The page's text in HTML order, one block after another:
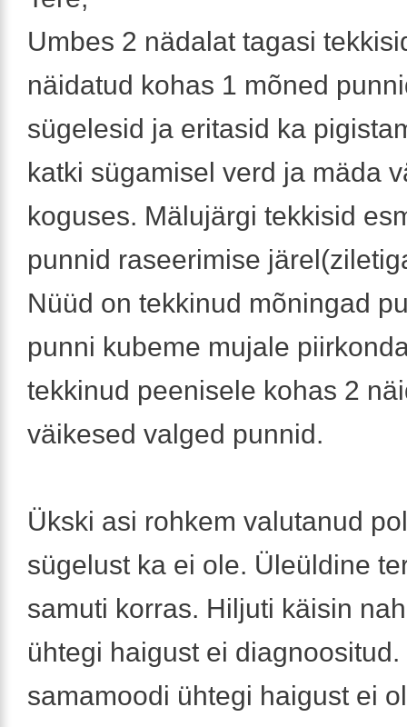
Umbes 2 nädalat tagasi
näidatud kohas 1 mõned
sügelesid ja eritasid ka
katki sügamisel verd ja mäda
koguses. Mälujärgi tekkisid
punnid raseerimise
Nüüd on tekkinud mõningad
punni kubeme mujale
tekkinud peenisele kohas 2
väikesed valged punnid.
Ükski asi rohkem valutanud
sügelust ka ei ole. Üleüldine
samuti korras. Hiljuti käisin
ühtegi haigust ei
samamoodi ühtegi haigust ei